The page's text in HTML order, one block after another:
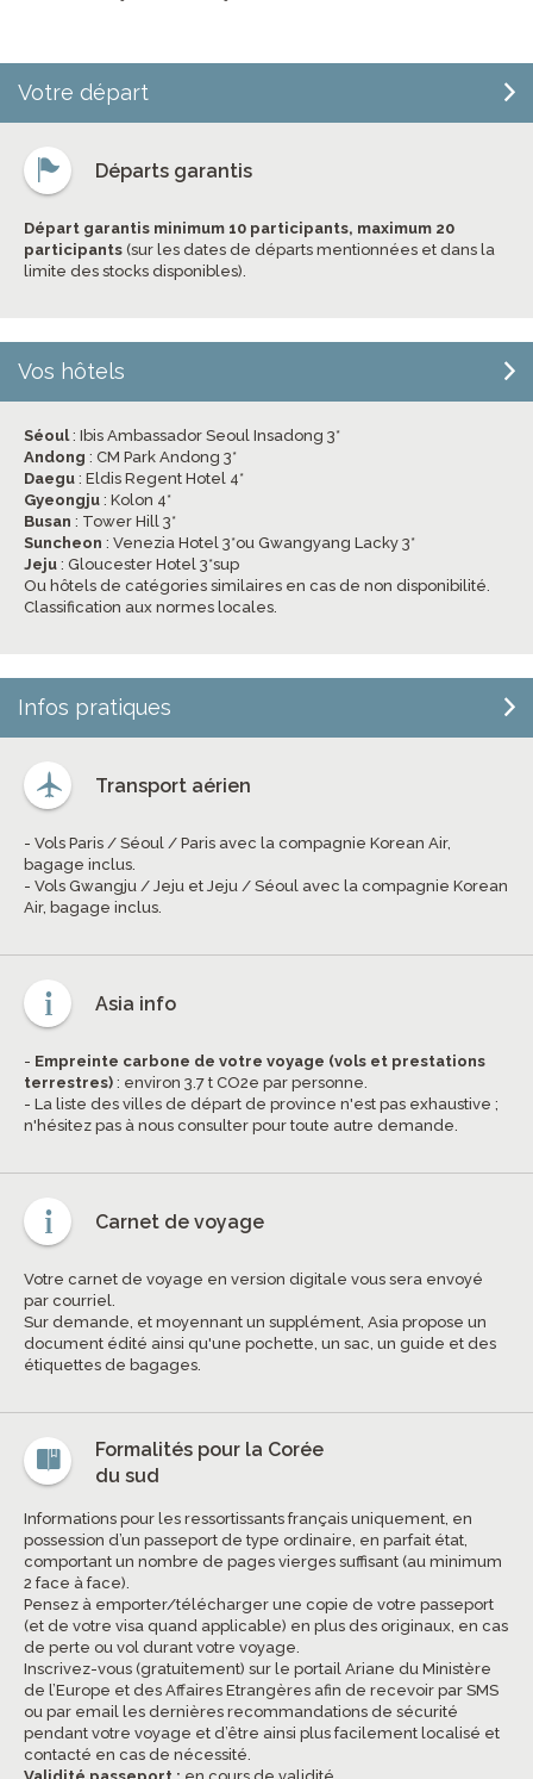
Votre départ
Départs garantis
Départ garantis minimum 10 participants, maximum 20
participants (sur les dates de départs mentionnées et dans la
limite des stocks disponibles).
Vos hôtels
Séoul: Ibis Ambassador Seoul Insadong 3*
Andong : CM Park Andong 3*
Daegu : Eldis Regent Hotel 4*
Gyeongju : Kolon 4*
Busan : Tower Hill 3*
Suncheon : Venezia Hotel 3*ou Gwangyang Lacky 3*
Jeju : Gloucester Hotel 3*sup
Ou hôtels de catégories similaires en cas de non disponibilité.
Classification aux normes locales.
Infos pratiques
Transport aérien
- Vols Paris / Séoul / Paris avec la compagnie Korean Air,
bagage inclus.
- Vols Gwangju / Jeju et Jeju / Séoul avec la compagnie Korean
Air, bagage inclus.
Asia info
- Empreinte carbone de votre voyage (vols et prestations
terrestres) : environ 3.7 t CO2e par personne.
- La liste des villes de départ de province n'est pas exhaustive ;
n'hésitez pas à nous consulter pour toute autre demande.
Carnet de voyage
Votre carnet de voyage en version digitale vous sera envoyé
par courriel.
Sur demande, et moyennant un supplément, Asia propose un
document édité ainsi qu'une pochette, un sac, un guide et des
étiquettes de bagages.
Formalités pour la Corée
du sud
Informations pour les ressortissants français uniquement, en
possession d’un passeport de type ordinaire, en parfait état,
comportant un nombre de pages vierges suffisant (au minimum
2 face à face).
Pensez à emporter/télécharger une copie de votre passeport
(et de votre visa quand applicable) en plus des originaux, en cas
de perte ou vol durant votre voyage.
Inscrivez-vous (gratuitement) sur le portail Ariane du Ministère
de l’Europe et des Affaires Etrangères afin de recevoir par SMS
ou par email les dernières recommandations de sécurité
pendant votre voyage et d’être ainsi plus facilement localisé et
contacté en cas de nécessité.